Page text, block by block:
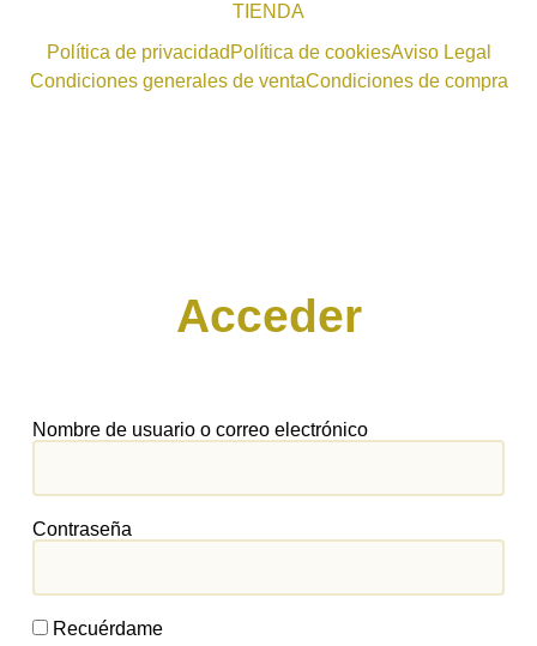
TIENDA
Política de privacidad Política de cookiesAviso Legal
Condiciones generales de ventaCondiciones de compra
Acceder
Nombre de usuario o correo electrónico
Contraseña
Recuérdame